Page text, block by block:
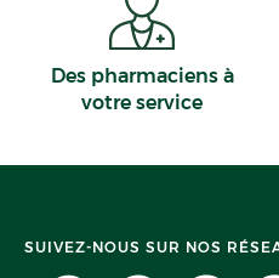
Des pharmaciens à
votre service
SUIVEZ-NOUS SUR NOS